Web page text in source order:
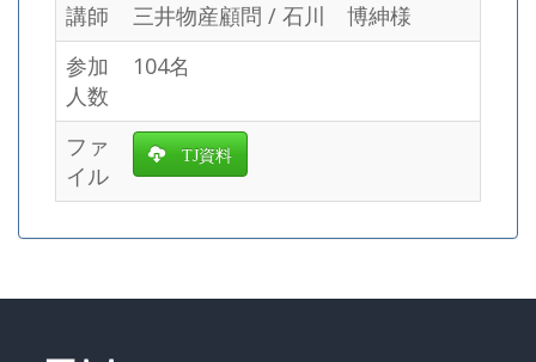
講師
三井物産顧問 / 石川 博紳様
参加
人数
104名
ファ
イル
TJ資料